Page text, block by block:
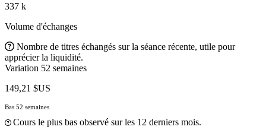
337 k
Volume d'échanges
Nombre de titres échangés sur la séance récente, utile pour
apprécier la liquidité.
Variation 52 semaines
149,21 $US
Bas 52 semaines
Cours le plus bas observé sur les 12 derniers mois.